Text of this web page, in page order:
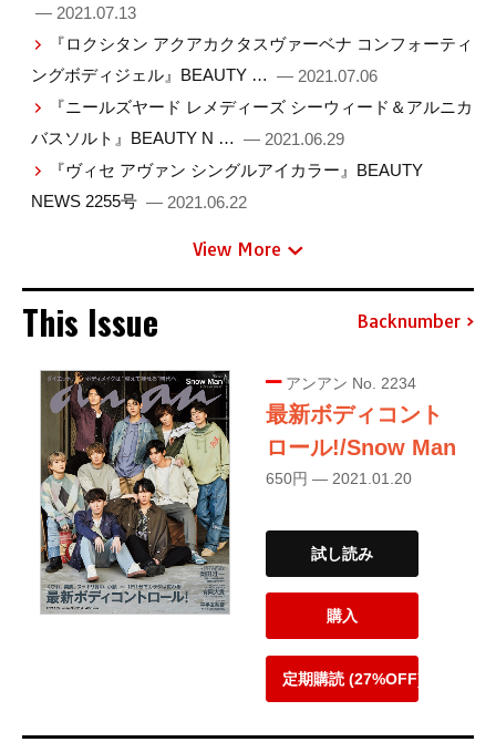
— 2021.07.13
『ロクシタン アクアカクタスヴァーベナ コンフォーティ
ングボディジェル』BEAUTY … — 2021.07.06
『ニールズヤード レメディーズ シーウィード＆アルニカ
バスソルト』BEAUTY N … — 2021.06.29
『ヴィセ アヴァン シングルアイカラー』BEAUTY
NEWS 2255号 — 2021.06.22
View More
This Issue Backnumber
アンアン No. 2234
最新ボディコント
ロール!/Snow Man
650円 — 2021.01.20
試し読み
購入
定期購読 (27%OFF)